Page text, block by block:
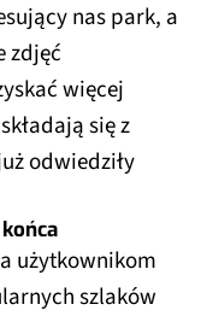
nas park, a
zdjęć
więcej
się z
odwiedziły
użytkownikom
szlaków